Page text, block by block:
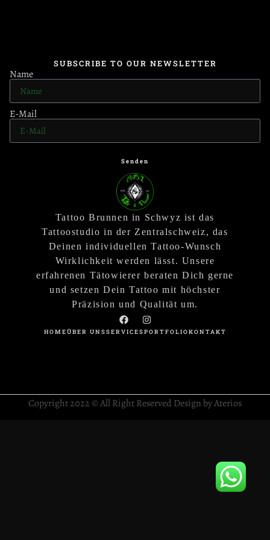
SUBSCRIBE TO OUR NEWSLETTER
Name
E-Mail
Senden
Tattoo Brunnen in Schwyz ist das
Tattoostudio in der Zentralschweiz, das
Deinen individuellen Tattoo-Wunsch
Wirklichkeit werden lässt. Unsere
erfahrenen Tätowierer beraten Dich gerne
und setzen Dein Tattoo mit höchster
Präzision und Qualität um.
HOMEÜBER UNSSERVICESPORTFOLIOKONTAKT
Copyright 2022 © All Right Reserved Design by Aterios